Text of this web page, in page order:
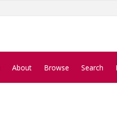
About Browse Search